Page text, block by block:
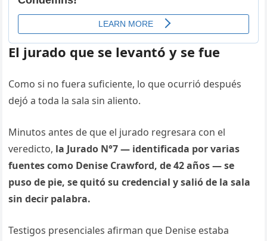
El jurado que se levantó y se fue
Como si no fuera suficiente, lo que ocurrió después
dejó a toda la sala sin aliento.
Minutos antes de que el jurado regresara con el
veredicto, la Jurado N°7 — identificada por varias
fuentes como Denise Crawford, de 42 años — se
puso de pie, se quitó su credencial y salió de la sala
sin decir palabra.
Testigos presenciales afirman que Denise estaba